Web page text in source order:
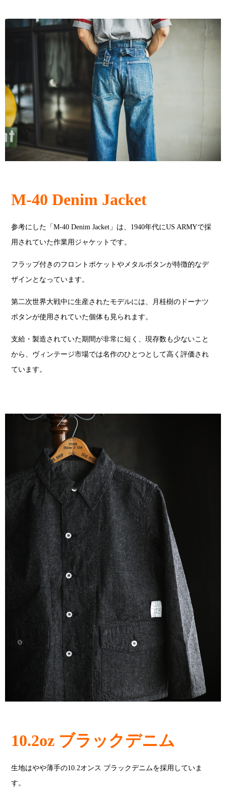
M-40 Denim Jacket
参考にした「M-40 Denim Jacket」は、1940年代にUS ARMYで採
用されていた作業用ジャケットです。
フラップ付きのフロントポケットやメタルボタンが特徴的なデ
ザインとなっています。
第二次世界大戦中に生産されたモデルには、月桂樹のドーナツ
ボタンが使用されていた個体も見られます。
支給・製造されていた期間が非常に短く、現存数も少ないこと
から、ヴィンテージ市場では名作のひとつとして高く評価され
ています。
10.2oz ブラックデニム
生地はやや薄手の10.2オンス ブラックデニムを採用していま
す。